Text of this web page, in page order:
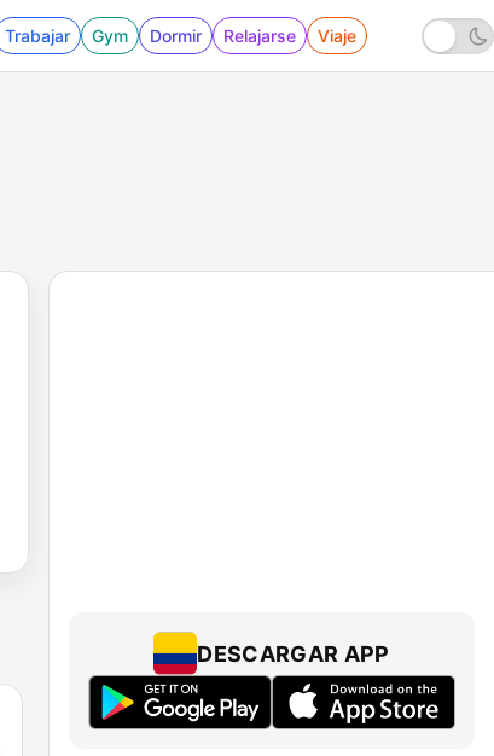
Trabajar Gym Dormir Relajarse Viaje
DESCARGAR APP